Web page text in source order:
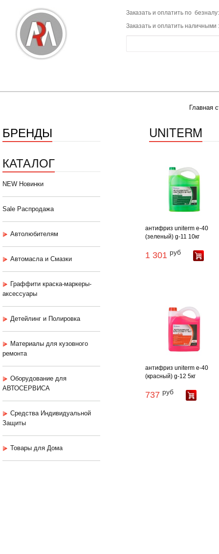
Заказать и оплатить по
Заказать и оплатить наличными
Главная
БРЕНДЫ
КАТАЛОГ
NEW Новинки
Sale Распродажа
Автолюбителям
Автомасла и Смазки
Граффити краска-маркеры-
аксессуары
Детейлинг и Полировка
Материалы для кузовного
ремонта
Оборудование для
АВТОСЕРВИСА
Средства Индивидуальной
Защиты
Товары для Дома
UNITERM
антифриз uniterm e-40
(зеленый) g-11 10кг
1 301 руб
антифриз uniterm e-40
(красный) g-12 5кг
737 руб